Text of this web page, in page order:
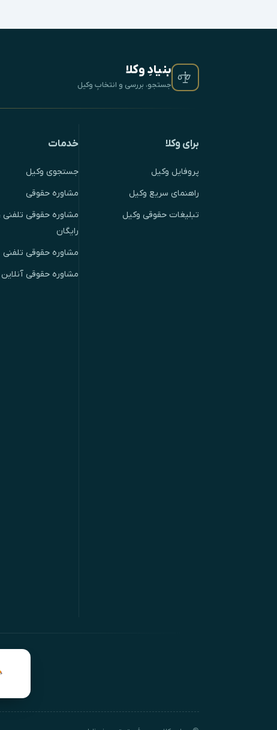
بنیادِ وکلا
جستجو، بررسی و انتخابِ وکیل
برای وکلا
پروفایل وکیل
راهنمای سریع وکیل
تبلیغات حقوقی وکیل
خدمات
جستجوی وکیل
مشاوره حقوقی
مشاوره حقوقی تلفنی
رایگان
مشاوره حقوقی تلفنی
مشاوره حقوقی آنلاین